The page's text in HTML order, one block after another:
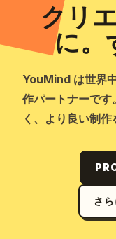
クリ
に。
YouMind は世界
作パートナーで
く、より良い制作
さ